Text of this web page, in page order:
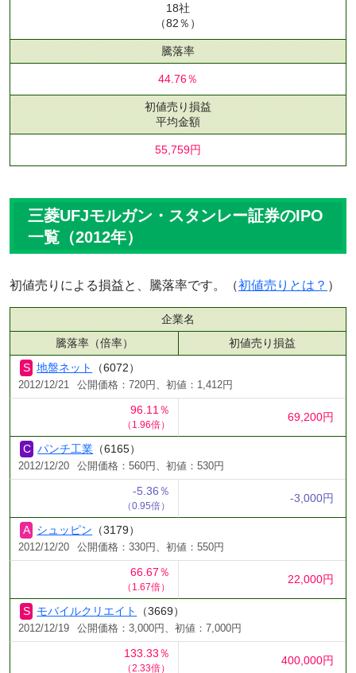
18社
（82％）
騰落率
44.76％
初値売り損益
平均金額
55,759円
三菱UFJモルガン・スタンレー証券のIPO
一覧（2012年）
初値売りによる損益と、騰落率です。（初値売りとは？ ）
企業名
騰落率（倍率）
初値売り損益
地盤ネット
（6072）
2012/12/21 公開価格：720円、初値：1,412円
96.11％
（1.96倍）
69,200円
パンチ工業 （6165）
2012/12/20 公開価格：560円、初値：530円
-5.36％
（0.95倍）
-3,000円
シュッピン （3179）
2012/12/20 公開価格：330円、初値：550円
66.67％
（1.67倍）
22,000円
モバイルクリエイト （3669）
2012/12/19 公開価格：3,000円、初値：7,000円
133.33％
（2.33倍）
400,000円